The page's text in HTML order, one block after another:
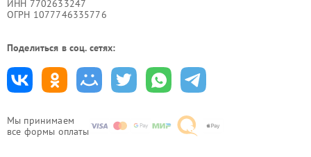
Мы принимаем
все формы оплаты
ИНН 7702633247
ОГРН 1077746335776
Поделиться в соц. сетях: